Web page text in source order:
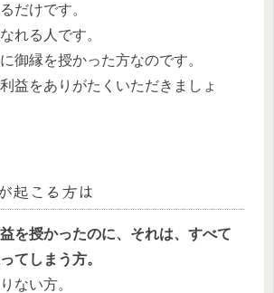
だけです。
れる人です。
御縁を授かった方なのです。
益をありがたくいただきましょ
起こる方は
を授かったのに、それは、すべて
てしまう方。
ない方。